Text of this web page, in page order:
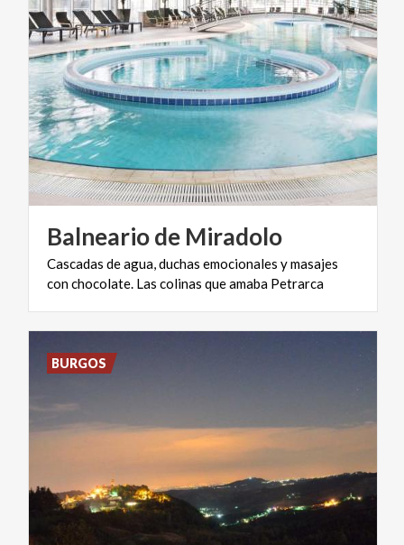
Balneariode Miradolo
Cascadas deagua,duchas emocionales ymasajes
conchocolate. Las colinas queamaba Petrarca
BURGOS